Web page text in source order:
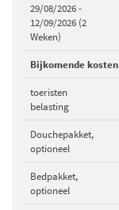
29/08/2026 -
12/09/2026 (2
Weken)
Bijkomende kosten
toeristen
belasting
Douchepakket,
optioneel
Bedpakket,
optioneel